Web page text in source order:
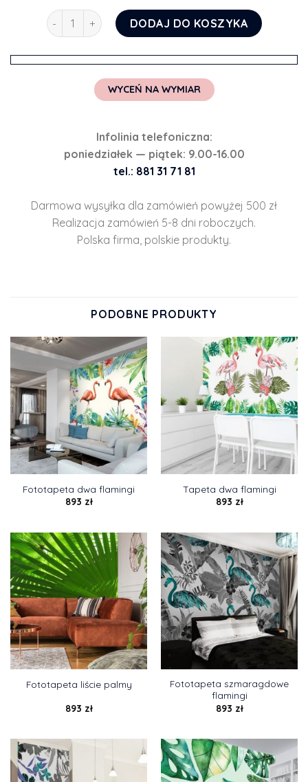
ilość Różowa tapeta z motywem flamingów
DODAJ DO KOSZYKA
WYCEŃ NA WYMIAR
Infolinia telefoniczna:
poniedziałek — piątek: 9.00-16.00
tel.: 881 31 71 81
Darmowa wysyłka dla zamówień powyżej 500 zł
Realizacja zamówień 5-8 dni roboczych.
Polska firma, polskie produkty.
PODOBNE PRODUKTY
Fototapeta dwa flamingi
893 zł
Tapeta dwa flamingi
893 zł
Fototapeta liście palmy
893 zł
Fototapeta szmaragdowe
flamingi
893 zł